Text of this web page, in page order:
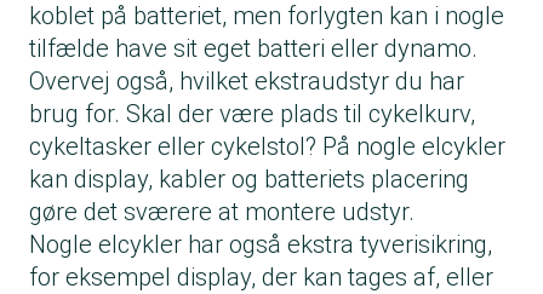
koblet på batteriet, men forlygten kan i nogle
tilfælde have sit eget batteri eller dynamo.
Overvej også, hvilket ekstraudstyr du har
brug for. Skal der være plads til cykelkurv,
cykeltasker eller cykelstol? På nogle elcykler
kan display, kabler og batteriets placering
gøre det sværere at montere udstyr.
Nogle elcykler har også ekstra tyverisikring,
for eksempel display, der kan tages af, eller